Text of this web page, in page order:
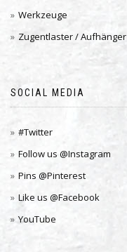
Werkzeuge
Zugentlaster / Aufhänger
SOCIAL MEDIA
#Twitter
Follow us @Instagram
Pins @Pinterest
Like us @Facebook
YouTube